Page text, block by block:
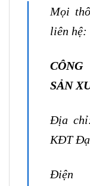
Mọi
liên hệ:
SẢN
Địa
KĐT
Điện